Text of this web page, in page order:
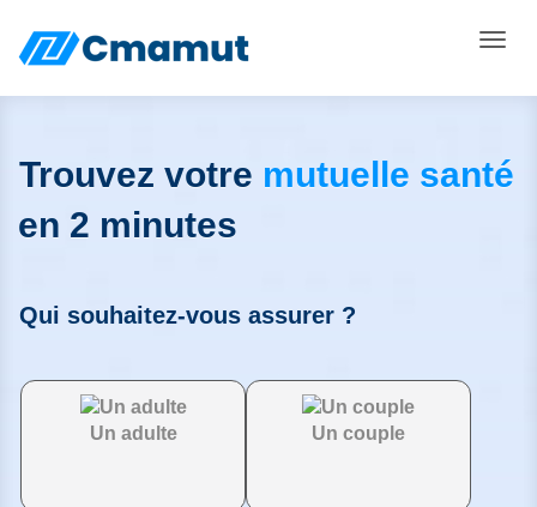
Trouvez votre mutuelle santé
en 2 minutes
Qui souhaitez-vous assurer ?
Un adulte Un couple